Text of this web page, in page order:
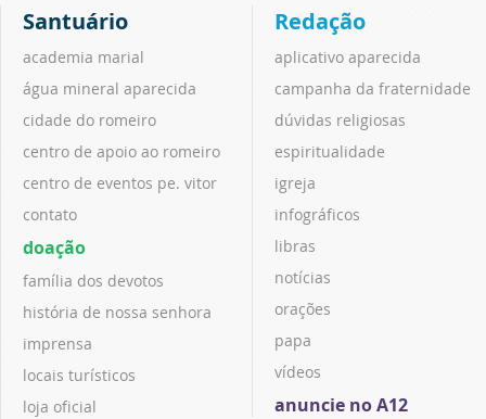
Santuário
academia marial
água mineral aparecida
cidade do romeiro
centro de apoio ao romeiro
centro de eventos pe. vitor
contato
doação
família dos devotos
história de nossa senhora
imprensa
locais turísticos
loja oficial
Redação
aplicativo aparecida
campanha da fraternidade
dúvidas religiosas
espiritualidade
igreja
infográficos
libras
notícias
orações
papa
vídeos
anuncie no A12